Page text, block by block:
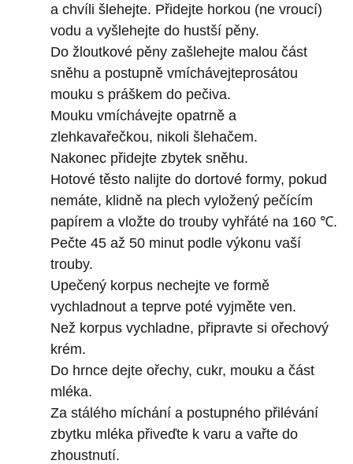
a chvíli šlehejte. Přidejte horkou (ne vroucí)
vodu a vyšlehejte do hustší pěny.
Do žloutkové pěny zašlehejte malou část
sněhu a postupně vmíchávejteprosátou
mouku s práškem do pečiva.
Mouku vmíchávejte opatrně a
zlehkavařečkou, nikoli šlehačem.
Nakonec přidejte zbytek sněhu.
Hotové těsto nalijte do dortové formy, pokud
nemáte, klidně na plech vyložený pečícím
papírem a vložte do trouby vyhřáté na 160 ℃.
Pečte 45 až 50 minut podle výkonu vaší
trouby.
Upečený korpus nechejte ve formě
vychladnout a teprve poté vyjměte ven.
Než korpus vychladne, připravte si ořechový
krém.
Do hrnce dejte ořechy, cukr, mouku a část
mléka.
Za stálého míchání a postupného přilévání
zbytku mléka přiveďte k varu a vařte do
zhoustnutí.